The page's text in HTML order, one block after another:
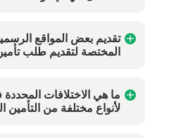
تقديم بعض المواقع
المختصة لتقديم طلب
ما هي الاختلافات
لأنواع مختلفة من التأمين